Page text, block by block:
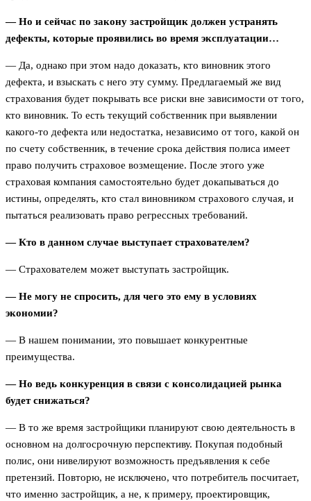
— Но и сейчас по закону застройщик должен устранять
дефекты, которые проявились во время эксплуатации…
— Да, однако при этом надо доказать, кто виновник этого
дефекта, и взыскать с него эту сумму. Предлагаемый же вид
страхования будет покрывать все риски вне зависимости от того,
кто виновник. То есть текущий собственник при выявлении
какого-то дефекта или недостатка, независимо от того, какой он
по счету собственник, в течение срока действия полиса имеет
право получить страховое возмещение. После этого уже
страховая компания самостоятельно будет докапываться до
истины, определять, кто стал виновником страхового случая, и
пытаться реализовать право регрессных требований.
— Кто в данном случае выступает страхователем?
— Страхователем может выступать застройщик.
— Не могу не спросить, для чего это ему в условиях
экономии?
— В нашем понимании, это повышает конкурентные
преимущества.
— Но ведь конкуренция в связи с консолидацией рынка
будет снижаться?
— В то же время застройщики планируют свою деятельность в
основном на долгосрочную перспективу. Покупая подобный
полис, они нивелируют возможность предъявления к себе
претензий. Повторю, не исключено, что потребитель посчитает,
что именно застройщик, а не, к примеру, проектировщик,